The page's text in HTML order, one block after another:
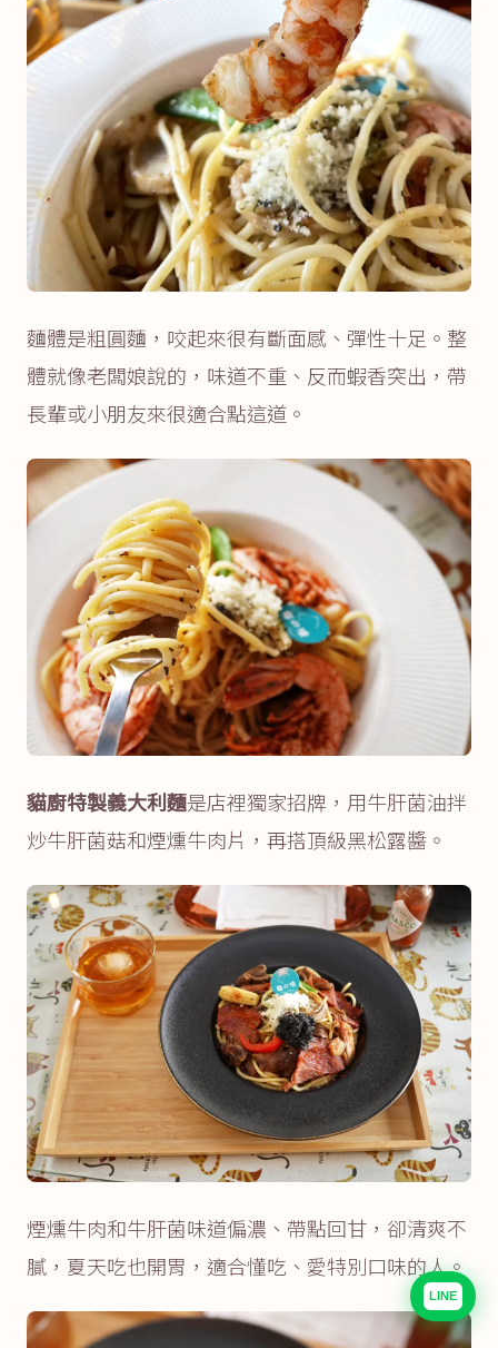
麵體是粗圓麵，咬起來很有斷面感、彈性十足。整
體就像老闆娘說的，味道不重、反而蝦香突出，帶
長輩或小朋友來很適合點這道。
貓廚特製義大利麵是店裡獨家招牌，用牛肝菌油拌
炒牛肝菌菇和煙燻牛肉片，再搭頂級黑松露醬。
煙燻牛肉和牛肝菌味道偏濃、帶點回甘，卻清爽不
膩，夏天吃也開胃，適合懂吃、愛特別口味的人。
LINE